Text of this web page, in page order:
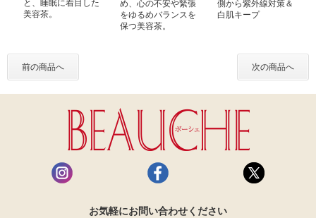
と、睡眠に着目した
美容茶。
め、心の不安や緊張
をゆるめバランスを
保つ美容茶。
側から紫外線対策＆
白肌キープ
前の商品へ 次の商品へ
お気軽にお問い合わせください